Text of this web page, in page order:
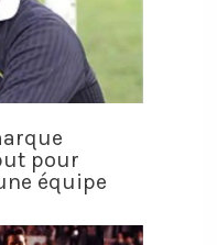
pour
équipe